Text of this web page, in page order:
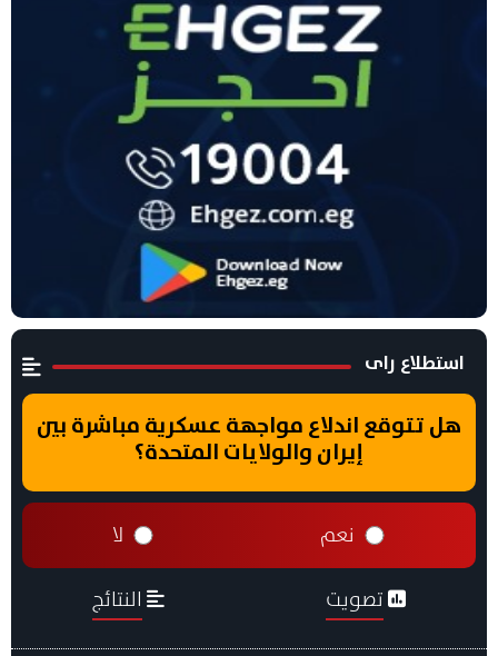
استطلاع راى
هل تتوقع اندلاع مواجهة عسكرية مباشرة بين
إيران والولايات المتحدة؟
نعم لا
تصويت النتائج